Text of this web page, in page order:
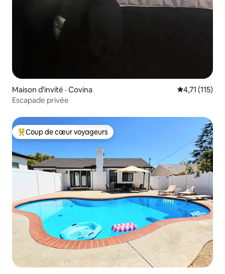
Maison d'invité · Covina Note
4,71 (115)
Escapade privée
Coup de cœur voyageurs parmi les plus aimés
Coup de cœur voyageurs